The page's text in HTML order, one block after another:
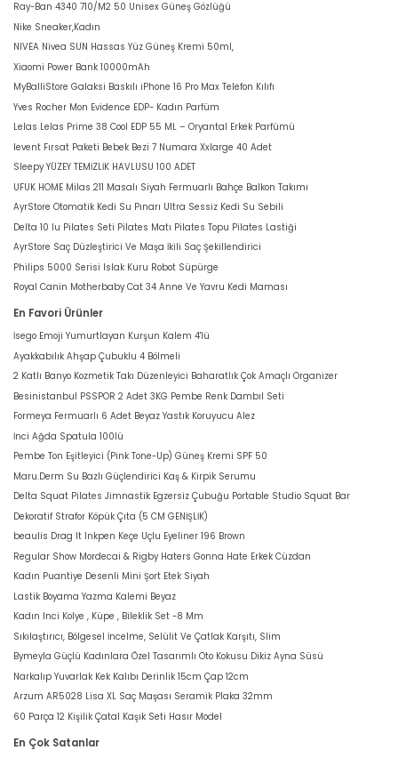
Ray-Ban 4340 710/M2 50 Unisex Güneş Gözlüğü
Nike Sneaker,Kadın
NIVEA Nivea SUN Hassas Yüz Güneş Kremi 50ml,
Xiaomi Power Bank 10000mAh
MyBalliStore Galaksi Baskılı iPhone 16 Pro Max Telefon Kılıfı
Yves Rocher Mon Evidence EDP- Kadın Parfüm
Lelas Lelas Prime 38 Cool EDP 55 ML – Oryantal Erkek Parfümü
levent Fırsat Paketi Bebek Bezi 7 Numara Xxlarge 40 Adet
Sleepy YÜZEY TEMİZLİK HAVLUSU 100 ADET
UFUK HOME Milas 211 Masalı Siyah Fermuarlı Bahçe Balkon Takımı
AyrStore Otomatik Kedi Su Pınarı Ultra Sessiz Kedi Su Sebili
Delta 10 lu Pilates Seti Pilates Matı Pilates Topu Pilates Lastiği
AyrStore Saç Düzleştirici Ve Maşa İkili Saç Şekillendirici
Philips 5000 Serisi Islak Kuru Robot Süpürge
Royal Canin Motherbaby Cat 34 Anne Ve Yavru Kedi Maması
En Favori Ürünler
İsego Emoji Yumurtlayan Kurşun Kalem 4'lü
Ayakkabılık Ahşap Çubuklu 4 Bölmeli
2 Katlı Banyo Kozmetik Takı Düzenleyici Baharatlık Çok Amaçlı Organizer
Besinistanbul PSSPOR 2 Adet 3KG Pembe Renk Dambıl Seti
Formeya Fermuarlı 6 Adet Beyaz Yastık Koruyucu Alez
İnci Ağda Spatula 100lü
Pembe Ton Eşitleyici (Pink Tone-Up) Güneş Kremi SPF 50
Maru.Derm Su Bazlı Güçlendirici Kaş & Kirpik Serumu
Delta Squat Pilates Jimnastik Egzersiz Çubuğu Portable Studio Squat Bar
Dekoratif Strafor Köpük Çıta (5 CM GENİŞLİK)
beaulis Drag It Inkpen Keçe Uçlu Eyeliner 196 Brown
Regular Show Mordecai & Rigby Haters Gonna Hate Erkek Cüzdan
Kadın Puantiye Desenli Mini Şort Etek Siyah
Lastik Boyama Yazma Kalemi Beyaz
Kadın Inci Kolye , Küpe , Bileklik Set -8 Mm
Sıkılaştırıcı, Bölgesel İncelme, Selülit Ve Çatlak Karşıtı, Slim
Bymeyla Güçlü Kadınlara Özel Tasarımlı Oto Kokusu Dikiz Ayna Süsü
Narkalıp Yuvarlak Kek Kalıbı Derinlik 15cm Çap 12cm
Arzum AR5028 Lisa XL Saç Maşası Seramik Plaka 32mm
60 Parça 12 Kişilik Çatal Kaşık Seti Hasır Model
En Çok Satanlar